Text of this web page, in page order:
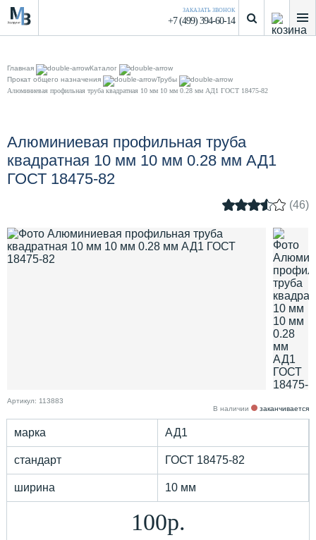
ЗАКАЗАТЬ ЗВОНОК
+7 (499) 394-60-14
Главная
Каталог
Прокат общего назначения
Трубы
Алюминиевая профильная труба квадратная 10 мм 10 мм 0.28 мм АД1 ГОСТ 18475-82
Алюминиевая профильная труба
квадратная 10 мм 10 мм 0.28 мм АД1
ГОСТ 18475-82
(46)
Артикул: 113883
В наличии
заканчивается
марка АД1
стандарт ГОСТ 18475-82
ширина 10 мм
100р.